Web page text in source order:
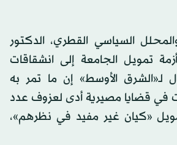
السياسي القطري، الدكتور
تمويل الجامعة إلى انشقاقات
لـ«الشرق الأوسط» إن ما تمر به
في قضايا مصيرية أدى لعزوف عدد
«كيان غير مفيد في نظرهم»،